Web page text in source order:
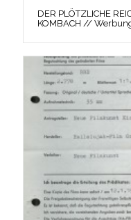
DER PLÖTZLICHE
KOMBACH //